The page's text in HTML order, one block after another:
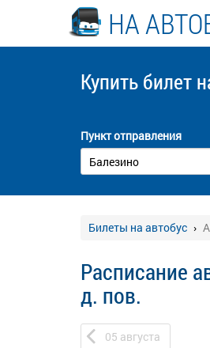
НА
Купить билет
Пункт отправления
Билеты на автобус
Расписание
д. пов.
05 августа